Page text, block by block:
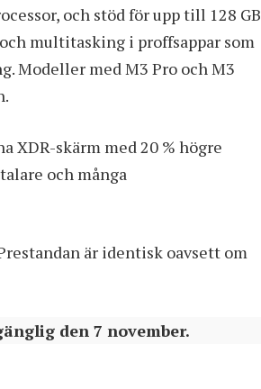
och stöd för upp till 128 GB
multitasking i proffsappar som
Modeller med M3 Pro och M3
XDR-skärm med 20 % högre
och många
är identisk oavsett om
den 7 november.